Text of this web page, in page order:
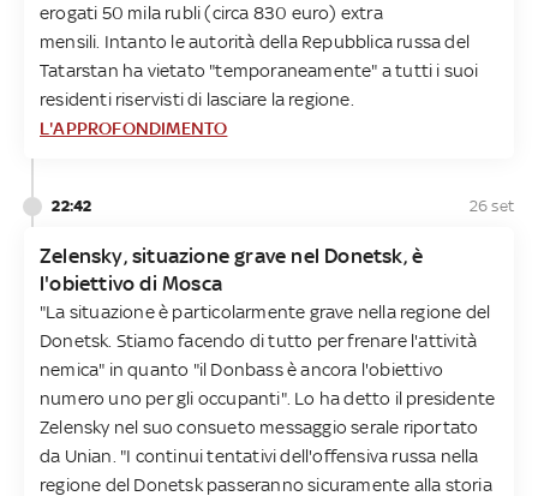
erogati 50 mila rubli (circa 830 euro) extra
mensili. Intanto le autorità della Repubblica russa del
Tatarstan ha vietato "temporaneamente" a tutti i suoi
residenti riservisti di lasciare la regione.
L'APPROFONDIMENTO
22:42 26 set
Zelensky, situazione grave nel Donetsk, è
l'obiettivo di Mosca
"La situazione è particolarmente grave nella regione del
Donetsk. Stiamo facendo di tutto per frenare l'attività
nemica" in quanto "il Donbass è ancora l'obiettivo
numero uno per gli occupanti". Lo ha detto il presidente
Zelensky nel suo consueto messaggio serale riportato
da Unian. "I continui tentativi dell'offensiva russa nella
regione del Donetsk passeranno sicuramente alla storia